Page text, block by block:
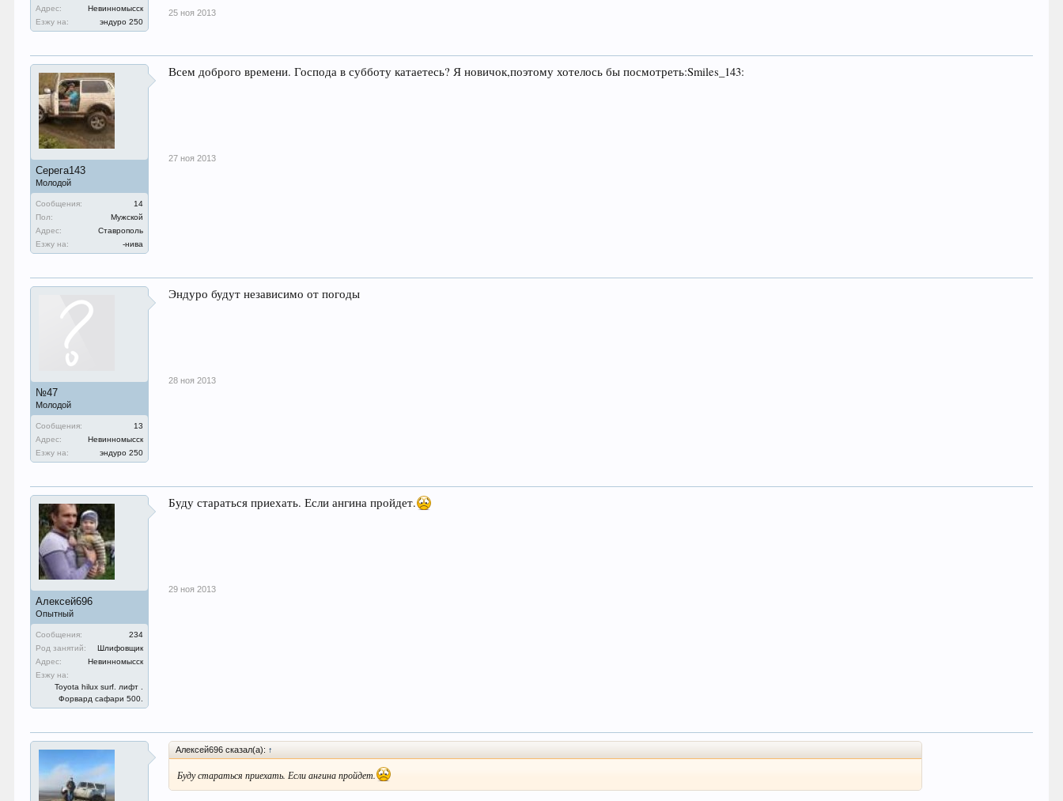
Адрес:
Невинномысск
Езжу на:
эндуро 250
25 ноя 2013
Серега143
Молодой
Сообщения:
14
Пол:
Мужской
Адрес:
Ставрополь
Езжу на:
-нива
Всем доброго времени. Господа в субботу катаетесь? Я новичок,поэтому хотелось бы посмотреть:Smiles_143:
27 ноя 2013
№47
Молодой
Сообщения:
13
Адрес:
Невинномысск
Езжу на:
эндуро 250
Эндуро будут независимо от погоды
28 ноя 2013
Алексей696
Опытный
Сообщения:
234
Род занятий:
Шлифовщик
Адрес:
Невинномысск
Езжу на:
Toyota hilux surf. лифт .
Форвард сафари 500.
Буду стараться приехать. Если ангина пройдет.
29 ноя 2013
Алексей696 сказал(а): ↑
Буду стараться приехать. Если ангина пройдет.